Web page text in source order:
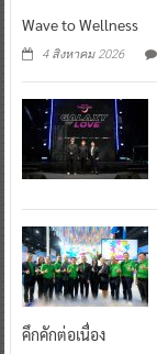
Wave to Wellness
4 สิงหาคม 2026
คึกคักต่อเนื่อง